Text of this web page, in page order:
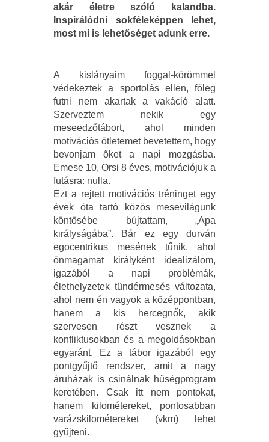
akár életre szóló kalandba.
Inspirálódni sokféleképpen lehet,
most mi is lehetőséget adunk erre.
A kislányaim foggal-körömmel
védekeztek a sportolás ellen, főleg
futni nem akartak a vakáció alatt.
Szerveztem nekik egy
meseedzőtábort, ahol minden
motivációs ötletemet bevetettem, hogy
bevonjam őket a napi mozgásba.
Emese 10, Orsi 8 éves, motivációjuk a
futásra: nulla.
Ezt a rejtett motivációs tréninget egy
évek óta tartó közös mesevilágunk
köntösébe bújtattam, „Apa
királyságába”. Bár ez egy durván
egocentrikus mesének tűnik, ahol
önmagamat királyként idealizálom,
igazából a napi problémák,
élethelyzetek tündérmesés változata,
ahol nem én vagyok a középpontban,
hanem a kis hercegnők, akik
szervesen részt vesznek a
konfliktusokban és a megoldásokban
egyaránt. Ez a tábor igazából egy
pontgyűjtő rendszer, amit a nagy
áruházak is csinálnak hűségprogram
keretében. Csak itt nem pontokat,
hanem kilométereket, pontosabban
varázskilométereket (vkm) lehet
gyűjteni.